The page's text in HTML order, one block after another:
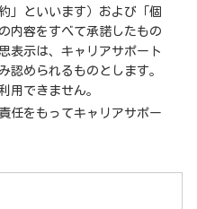
」といいます）および「個
内容をすべて承諾したもの
表示は、キャリアサポート
認められるものとします。
用できません。
任をもってキャリアサポー